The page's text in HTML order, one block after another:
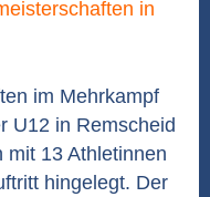
im Mehrkampf
U12 in Remscheid
mit 13 Athletinnen
hingelegt. Der